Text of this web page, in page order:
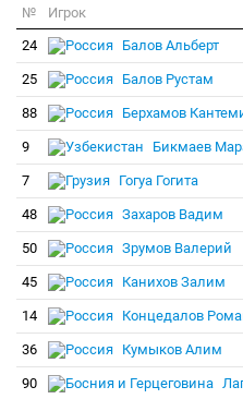
№ Игрок
24
Балов Альберт
25 Балов Рустам
88 Берхамов
9 Бикмаев
7 Гогуа Гогита
48 Захаров Вадим
50 Зрумов Валерий
45 Канихов Залим
14 Концедалов
36 Кумыков Алим
90